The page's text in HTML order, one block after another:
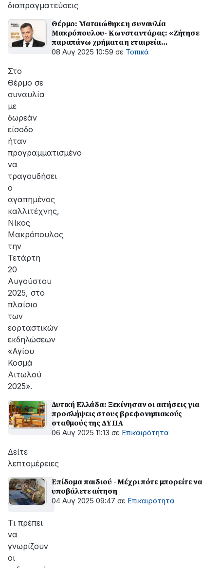
διαπραγματεύσεις
Θέρμο: Ματαιώθηκε η συναυλία
Μακρόπουλου- Κωνσταντάρας: «Ζήτησε
παραπάνω χρήματα η εταιρεία
διοργάνωσης»
08 Αυγ 2025 10:59 σε Τοπικά
Στο
Θέρμο σε
συναυλία
με
δωρεάν
είσοδο
ήταν
προγραμματισμένο
να
τραγουδήσει
ο
αγαπημένος
καλλιτέχνης,
Νίκος
Μακρόπουλος
την
Τετάρτη
20
Αυγούστου
2025, στο
πλαίσιο
των
εορταστικών
εκδηλώσεων
«Αγίου
Κοσμά
Αιτωλού
2025».
Δυτική Ελλάδα: Ξεκίνησαν οι αιτήσεις για
προσλήψεις στους βρεφονηπιακούς
σταθμούς της ΔΥΠΑ
06 Αυγ 2025 11:13 σε Επικαιρότητα
Δείτε
λεπτομέρειες
Επίδομα παιδιού - Μέχρι πότε μπορείτε να
υποβάλετε αίτηση
04 Αυγ 2025 09:47 σε Επικαιρότητα
Τι πρέπει
να
γνωρίζουν
οι